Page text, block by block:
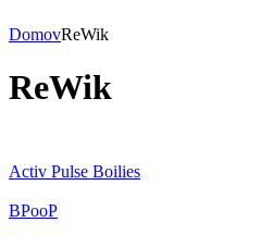
DomovReWik
ReWik
Activ Pulse Boilies
BPooP